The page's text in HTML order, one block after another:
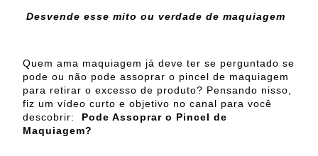
Desvende esse mito ou verdade de maquiagem
Quem ama maquiagem já deve ter se perguntado se
pode ou não pode assoprar o pincel de maquiagem
para retirar o excesso de produto? Pensando nisso,
fiz um vídeo curto e objetivo no canal para você
descobrir:
Pode Assoprar o Pincel de
Maquiagem?